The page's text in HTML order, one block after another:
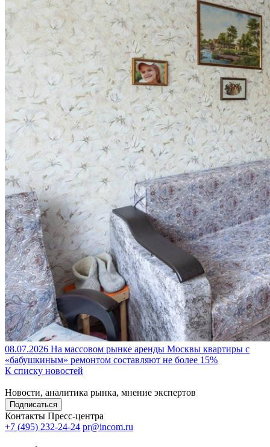
08.07.2026 На массовом рынке аренды Москвы квартиры с
«бабушкиным» ремонтом составляют не более 15%
К списку новостей
Новости, аналитика рынка, мнение экспертов
Подписаться
Контакты Пресс-центра
+7 (495) 232-24-24 pr@incom.ru